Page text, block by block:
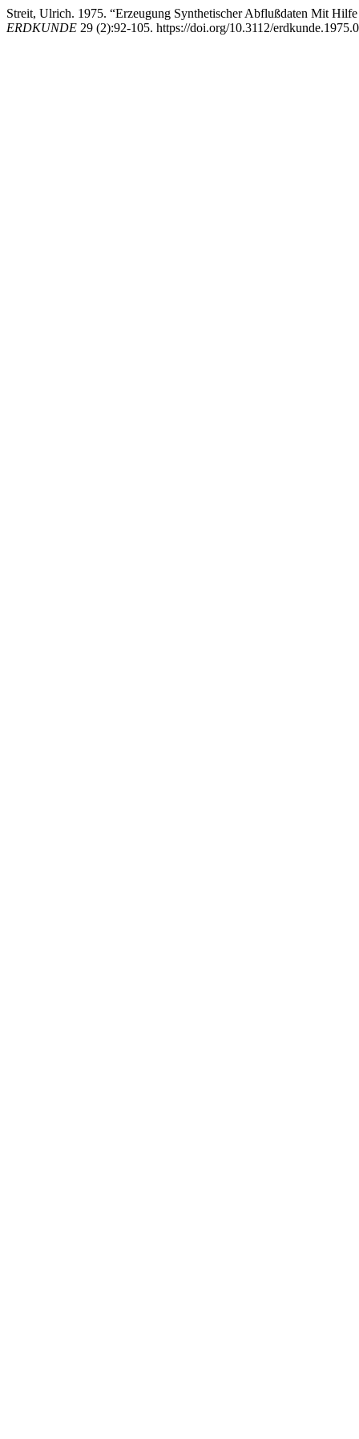
Streit, Ulrich. 1975. “Erzeugung Synthetischer Abflußdaten Mit
ERDKUNDE 29 (2):92-105. https://doi.org/10.3112/